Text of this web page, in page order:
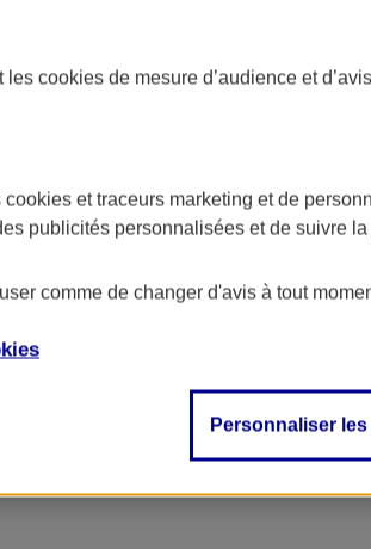
les cookies de mesure d’audience et
cookies et traceurs marketing et de
publicités personnalisées et de suivre
comme de changer d'avis à tout
Personnaliser